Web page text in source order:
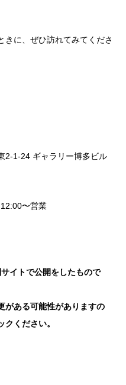
きに、ぜひ訪れてみてくださ
2-1-24 ギャラリー博多ビル
〜営業
イトで公開をしたもので
がある可能性がありますの
ください。